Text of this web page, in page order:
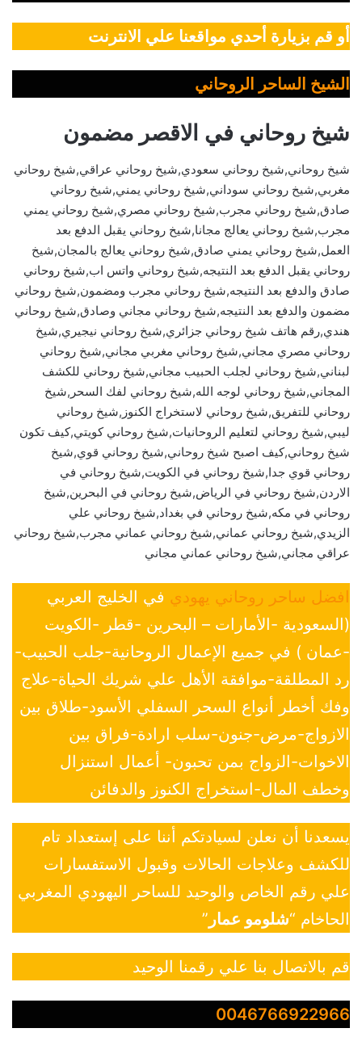
أو قم بزيارة أحدي مواقعنا علي الانترنت
الشيخ الساحر الروحاني
شيخ روحاني في الاقصر مضمون
شيخ روحاني,شيخ روحاني سعودي,شيخ روحاني عراقي,شيخ روحاني
مغربي,شيخ روحاني سوداني,شيخ روحاني يمني,شيخ روحاني
صادق,شيخ روحاني مجرب,شيخ روحاني مصري,شيخ روحاني يمني
مجرب,شيخ روحاني يعالج مجانا,شيخ روحاني يقبل الدفع بعد
العمل,شيخ روحاني يمني صادق,شيخ روحاني يعالج بالمجان,شيخ
روحاني يقبل الدفع بعد النتيجه,شيخ روحاني واتس اب,شيخ روحاني
صادق والدفع بعد النتيجه,شيخ روحاني مجرب ومضمون,شيخ روحاني
مضمون والدفع بعد النتيجه,شيخ روحاني مجاني وصادق,شيخ روحاني
هندي,رقم هاتف شيخ روحاني جزائري,شيخ روحاني نيجيري,شيخ
روحاني مصري مجاني,شيخ روحاني مغربي مجاني,شيخ روحاني
لبناني,شيخ روحاني لجلب الحبيب مجاني,شيخ روحاني للكشف
المجاني,شيخ روحاني لوجه الله,شيخ روحاني لفك السحر,شيخ
روحاني للتفريق,شيخ روحاني لاستخراج الكنوز,شيخ روحاني
ليبي,شيخ روحاني لتعليم الروحانيات,شيخ روحاني كويتي,كيف تكون
شيخ روحاني,كيف اصبح شيخ روحاني,شيخ روحاني قوي,شيخ
روحاني قوي جدا,شيخ روحاني في الكويت,شيخ روحاني في
الاردن,شيخ روحاني في الرياض,شيخ روحاني في البحرين,شيخ
روحاني في مكه,شيخ روحاني في بغداد,شيخ روحاني علي
الزيدي,شيخ روحاني عماني,شيخ روحاني عماني مجرب,شيخ روحاني
عراقي مجاني,شيخ روحاني عماني مجاني
افضل ساحر روحاني يهودي في الخليج العربي
(السعودية -الأمارات – البحرين -قطر -الكويت
-عمان ) في جميع الإعمال الروحانية-جلب الحبيب-
رد المطلقة-موافقة الأهل علي شريك الحياة-علاج
وفك أخطر أنواع السحر السفلي الأسود-طلاق بين
الازواج-مرض-جنون-سلب ارادة-فراق بين
الاخوات-الزواج بمن تحبون- أعمال استنزال
وخطف المال-استخراج الكنوز والدفائن
يسعدنا أن نعلن لسيادتكم أننا على إستعداد تام
للكشف وعلاجات الحالات وقبول الاستفسارات
علي رقم الخاص والوحيد للساحر اليهودي المغربي
الحاخام “شلومو عمار ”
قم بالاتصال بنا علي رقمنا الوحيد
0046766922966